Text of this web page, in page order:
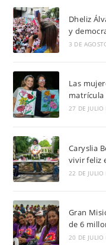
Dheliz
y
3 DE
Las
27 DE
Caryslia
vivir feliz
22 DE
Gran
de 6
20 DE